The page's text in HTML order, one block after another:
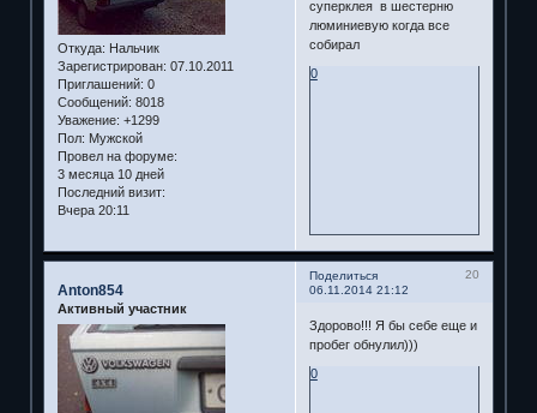
Откуда: Нальчик
Зарегистрирован: 07.10.2011
Приглашений: 0
Сообщений: 8018
Уважение: +1299
Пол: Мужской
Провел на форуме:
3 месяца 10 дней
Последний визит:
Вчера 20:11
суперклея в шестерню
люминиевую когда все
собирал
0
Поделиться
20
06.11.2014 21:12
Anton854
Активный участник
Здорово!!! Я бы себе еще и
пробег обнулил)))
0